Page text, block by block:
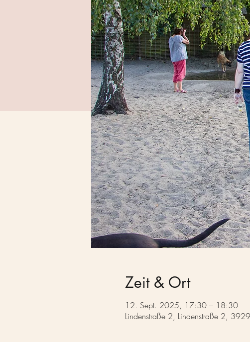
Zeit & Ort
12. Sept. 2025, 17:30 – 18:30
Lindenstraße 2, Lindenstraße 2,